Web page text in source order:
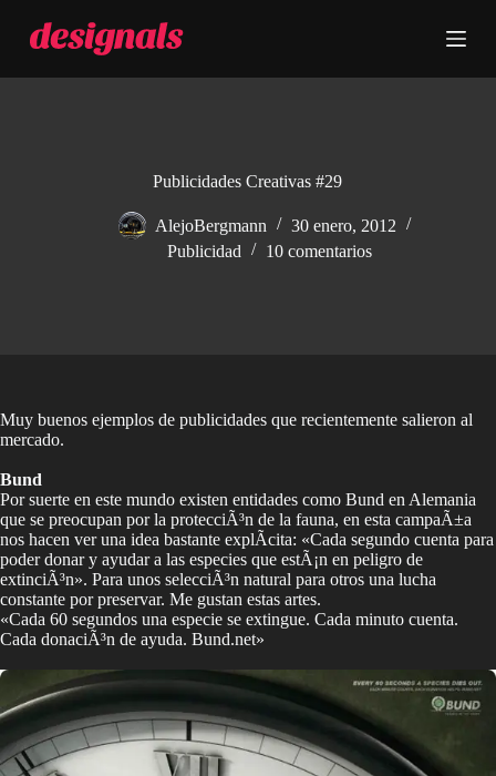
t
Publicidades Creativas #29
AlejoBergmann
30 enero, 2012
Publicidad
10 comentarios
Muy buenos ejemplos de publicidades que recientemente salieron al
mercado.
Bund
Por suerte en este mundo existen entidades como Bund en Alemania
que se preocupan por la protecciÃ³n de la fauna, en esta campaÃ±a
nos hacen ver una idea bastante explÃ­cita: «Cada segundo cuenta para
poder donar y ayudar a las especies que estÃ¡n en peligro de
extinciÃ³n». Para unos selecciÃ³n natural para otros una lucha
constante por preservar. Me gustan estas artes.
«Cada 60 segundos una especie se extingue. Cada minuto cuenta.
Cada donaciÃ³n de ayuda. Bund.net»